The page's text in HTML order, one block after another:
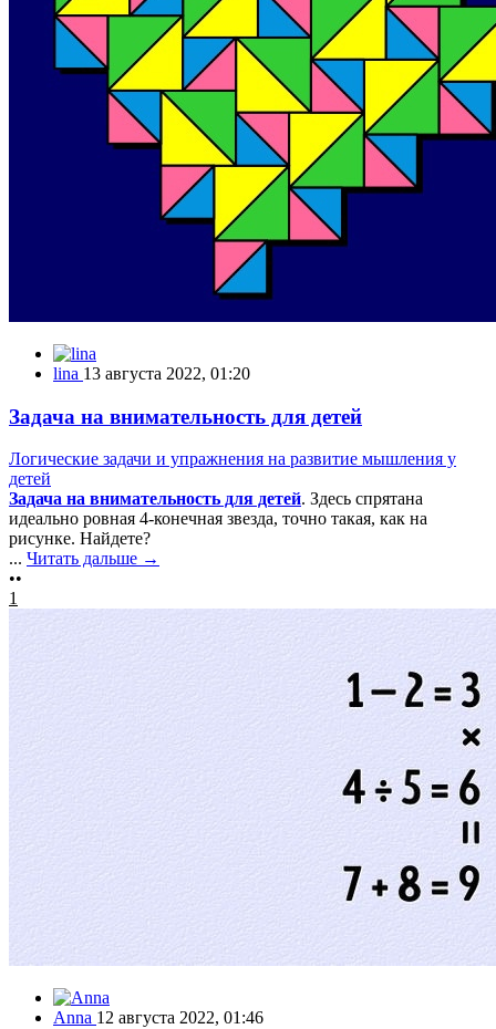
lina 13 августа 2022, 01:20
Задача на внимательность для детей
Логические задачи и упражнения на развитие мышления у
детей
Задача на внимательность для детей. Здесь спрятана
идеально ровная 4-конечная звезда, точно такая, как на
рисунке. Найдете?
... Читать дальше →
••
1
Anna 12 августа 2022, 01:46